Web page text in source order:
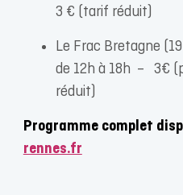
3 € (tarif réduit)
Le Frac Bretagne
de 12h à 18h – 3€
réduit)
Programme complet
rennes.fr